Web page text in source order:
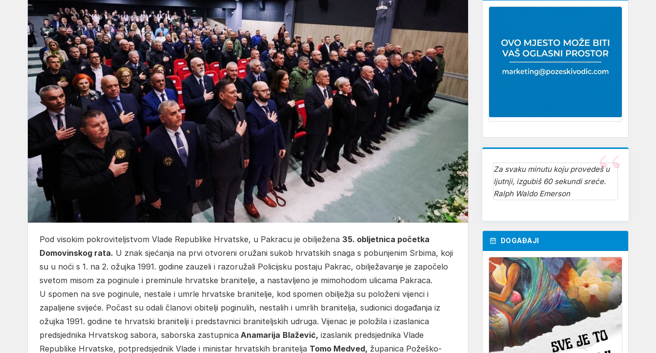
Pod visokim pokroviteljstvom Vlade Republike Hrvatske, u Pakracu je obilježena 35. obljetnica početka
Domovinskog rata. U znak sjećanja na prvi otvoreni oružani sukob hrvatskih snaga s pobunjenim Srbima, koji
su u noći s 1. na 2. ožujka 1991. godine zauzeli i razoružali Policijsku postaju Pakrac, obilježavanje je započelo
svetom misom za poginule i preminule hrvatske branitelje, a nastavljeno je mimohodom ulicama Pakraca.
U spomen na sve poginule, nestale i umrle hrvatske branitelje, kod spomen obilježja su položeni vijenci i
zapaljene svijeće. Počast su odali članovi obitelji poginulih, nestalih i umrlih branitelja, sudionici događanja iz
ožujka 1991. godine te hrvatski branitelji i predstavnici braniteljskih udruga. Vijenac je položila i izaslanica
predsjednika Hrvatskog sabora, saborska zastupnica Anamarija Blažević, izaslanik predsjednika Vlade
Republike Hrvatske, potpredsjednik Vlade i ministar hrvatskih branitelja Tomo Medved, županica Požeško-
Za svaku minutu koju provedeš u
ljutnji, izgubiš 60 sekundi sreće.
Ralph Waldo Emerson
DOGAĐAJI